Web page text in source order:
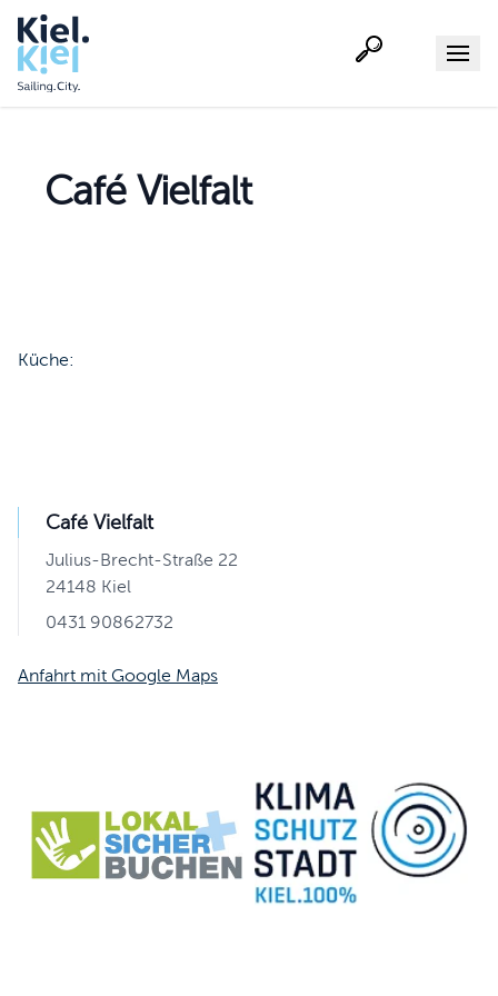
Café Vielfalt
Küche:
Café Vielfalt
Julius-Brecht-Straße 22
24148 Kiel
0431 90862732
Anfahrt mit Google Maps